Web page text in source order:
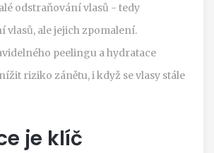
odstraňování vlasů - tedy
vlasů, ale jejich zpomalení.
peelingu a hydratace
riziko zánětu, i když se vlasy stále
je klíč